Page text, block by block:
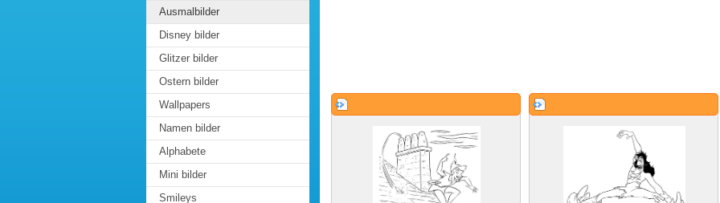
Ausmalbilder
Disney bilder
Glitzer bilder
Ostern bilder
Wallpapers
Namen bilder
Alphabete
Mini bilder
Smileys